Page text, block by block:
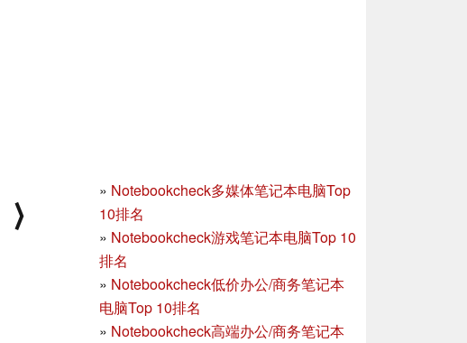
» Notebookcheck多媒体笔记本电脑Top
10排名
» Notebookcheck游戏笔记本电脑Top 10
排名
» Notebookcheck低价办公/商务笔记本
电脑Top 10排名
» Notebookcheck高端办公/商务笔记本
⟩